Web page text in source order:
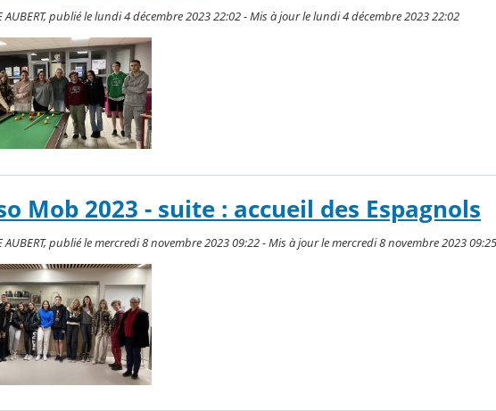
AUBERT, publié le lundi 4 décembre 2023 22:02 - Mis à jour le lundi 4 décembre 2023 22:02
Mob 2023 - suite : accueil des Espagnols
AUBERT, publié le mercredi 8 novembre 2023 09:22 - Mis à jour le mercredi 8 novembre 2023 09:25